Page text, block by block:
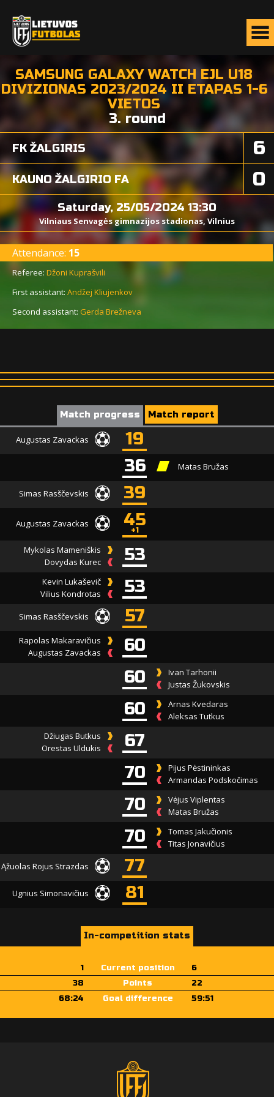
SAMSUNG GALAXY WATCH EJL U18
DIVIZIONAS 2023/2024 II ETAPAS 1-6
VIETOS
3. round
6
FK ŽALGIRIS
KAUNO ŽALGIRIO FA 0
Saturday, 25/05/2024 13:30
Vilniaus Senvagės gimnazijos stadionas, Vilnius
Attendance: 15
Referee: Džoni Kuprašvili
First assistant: Andžej Kliujenkov
Second assistant: Gerda Brežneva
Match progress Match report
Augustas Zavackas
19
36
Matas Bružas
Simas Rasščevskis 39
Augustas Zavackas 45
+1
Mykolas Mameniškis
Dovydas Kurec
53
Kevin Lukaševič
Vilius Kondrotas
53
Simas Rasščevskis 57
Rapolas Makaravičius
Augustas Zavackas
60
60
Ivan Tarhonii
Justas Žukovskis
60
Arnas Kvedaras
Aleksas Tutkus
Džiugas Butkus
Orestas Uldukis
67
70
Pijus Pėstininkas
Armandas Podskočimas
70
Vėjus Viplentas
Matas Bružas
70
Tomas Jakučionis
Titas Jonavičius
Ąžuolas Rojus Strazdas 77
Ugnius Simonavičius 81
In-competition stats
1 Current position
6
38
Points
22
68:24
Goal difference 59:51